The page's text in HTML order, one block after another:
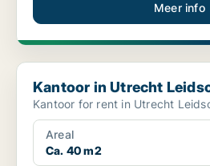
Meer info
Kantoor in Utrecht Leidsche Rijn,
Kantoor in Utrecht
Kantoor for rent in Utrecht
Areal
Ca. 40 m2